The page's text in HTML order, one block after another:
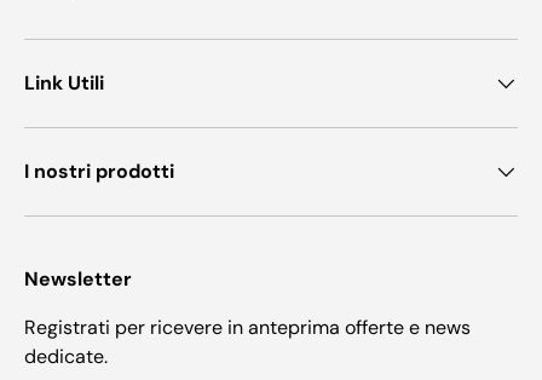
Link Utili
I nostri prodotti
Newsletter
Registrati per ricevere in anteprima offerte e news
dedicate.